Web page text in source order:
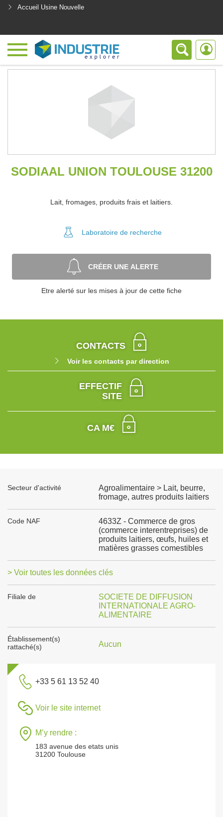
Accueil Usine Nouvelle
SODIAAL UNION TOULOUSE 31200
Lait, fromages, produits frais et laitiers.
Laboratoire de recherche
CRÉER UNE ALERTE
Etre alerté sur les mises à jour de cette fiche
CONTACTS
Voir les contacts par direction
EFFECTIF
SITE
CA M€
Secteur d'activité
Agroalimentaire > Lait, beurre,
fromage, autres produits laitiers
Code NAF
4633Z - Commerce de gros
(commerce interentreprises) de
produits laitiers, œufs, huiles et
matières grasses comestibles
> Voir toutes les données clés
Filiale de
SOCIETE DE DIFFUSION
INTERNATIONALE AGRO-
ALIMENTAIRE
Établissement(s)
rattaché(s)
Aucun
+33 5 61 13 52 40
Voir le site internet
M’y rendre :
183 avenue des etats unis
31200 Toulouse